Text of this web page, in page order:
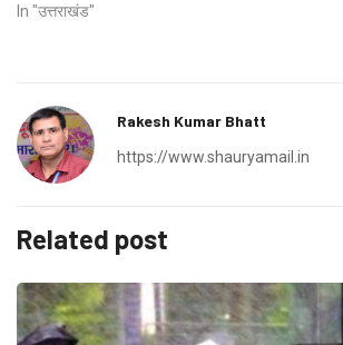
In "उत्तराखंड"
Rakesh Kumar Bhatt
https://www.shauryamail.in
Related post